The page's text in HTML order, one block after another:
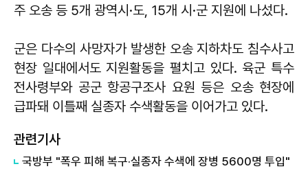
주 오송 등 5개 광역시·도, 15개 시·군 지원에 나섰다.
군은 다수의 사망자가 발생한 오송 지하차도 침수사고
현장 일대에서도 지원활동을 펼치고 있다. 육군 특수
전사령부와 공군 항공구조사 요원 등은 오송 현장에
급파돼 이틀째 실종자 수색활동을 이어가고 있다.
관련기사
​국방부 "폭우 피해 복구·실종자 수색에 장병 5600명 투입"